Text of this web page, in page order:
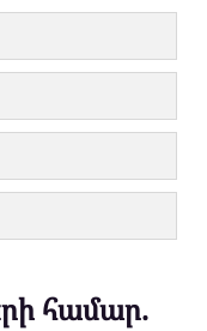
համար.